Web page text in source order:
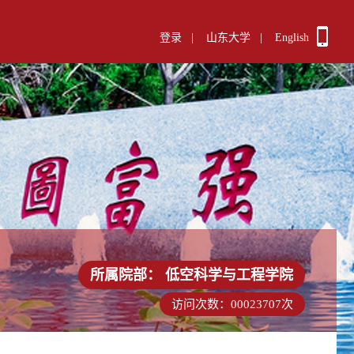
登录 山东大学 English
所属院部： 低空科学与工程学院
访问次数： 00023707次